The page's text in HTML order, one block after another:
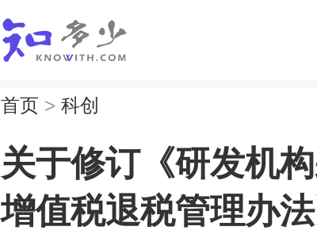
首页 > 科创
关于修订《研发机
增值税退税管理办